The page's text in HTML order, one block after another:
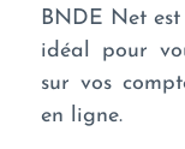
BNDE Net
idéal pour
sur vos
en ligne.